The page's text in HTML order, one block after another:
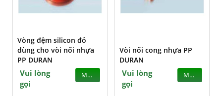
Vòng đệm silicon đỏ
dùng cho vòi nối nhựa
PP DURAN
Vui lòng
gọi
MUA
Vòi nối cong nhựa PP
DURAN
Vui lòng
gọi
MUA